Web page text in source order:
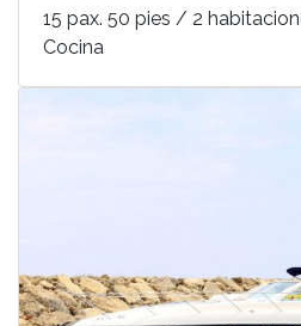
15 pax. 50 pies / 2
Cocina